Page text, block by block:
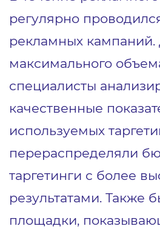
регулярно
рекламных
максимального
специалисты
качественные
используемых
перераспределяли
таргетинги с более
результатами. Также
площадки,